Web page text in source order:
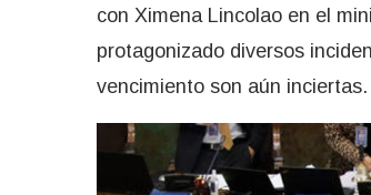
con Ximena Lincolao en el
protagonizado diversos
vencimiento son aún inciertas.